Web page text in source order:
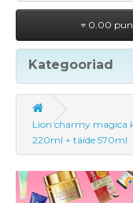
0.00
Kategooriad
Lion charmy magica
220ml + täide 570ml